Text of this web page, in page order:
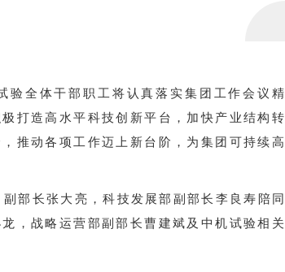
验全体干部职工将认真落实集团工作会议精
打造高水平科技创新平台，加快产业结构转
推动各项工作迈上新台阶，为集团可持续高
部长张大亮，科技发展部副部长李良寿陪同
，战略运营部副部长曹建斌及中机试验相关